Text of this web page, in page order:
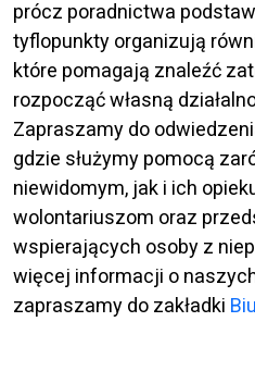
prócz poradnictwa
tyflopunkty organizują
które pomagają znaleźć
rozpocząć własną
Zapraszamy do
gdzie służymy pomocą
niewidomym, jak i ich
wolontariuszom oraz
wspierających osoby z
więcej informacji o
zapraszamy do zakładki